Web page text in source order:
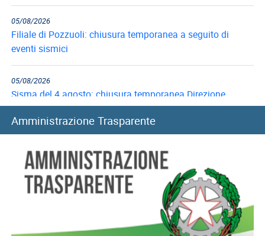
05/08/2026
Filiale di Pozzuoli: chiusura temporanea a seguito di
eventi sismici
05/08/2026
Sisma del 4 agosto: chiusura temporanea Direzione
provinciale di Pisa
05/08/2026
Prestiti: i criteri di valutazione in caso di altre trattenute
05/08/2026
Fondo Telecomunicazioni: principali contenuti e istruzioni
Amministrazione Trasparente